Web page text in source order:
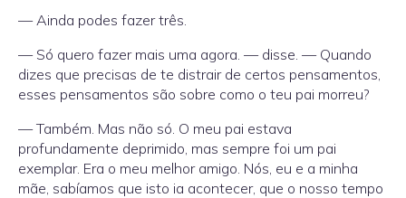
— Ainda podes fazer três.
— Só quero fazer mais uma agora. — disse. — Quando
dizes que precisas de te distrair de certos pensamentos,
esses pensamentos são sobre como o teu pai morreu?
— Também. Mas não só. O meu pai estava
profundamente deprimido, mas sempre foi um pai
exemplar. Era o meu melhor amigo. Nós, eu e a minha
mãe, sabíamos que isto ia acontecer, que o nosso tempo